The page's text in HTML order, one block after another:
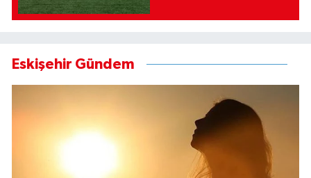
Eskişehir Gündem